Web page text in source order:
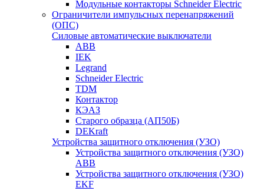
Модульные контакторы Schneider Electric
Ограничители импульсных перенапряжений
(ОПС)
Силовые автоматические выключатели
ABB
IEK
Legrand
Schneider Electric
TDM
Контактор
КЭАЗ
Старого образца (АП50Б)
DEKraft
Устройства защитного отключения (УЗО)
Устройства защитного отключения (УЗО)
ABB
Устройства защитного отключения (УЗО)
EKF